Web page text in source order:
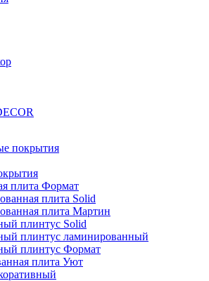
покрытия
плита Формат
плита Solid
плита Мартин
плинтус Solid
плинтус ламинированный
плинтус Формат
плита Уют